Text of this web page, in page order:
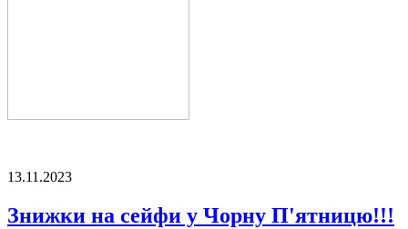
13.11.2023
Знижки на сейфи у Чорну П'ятницю!!!